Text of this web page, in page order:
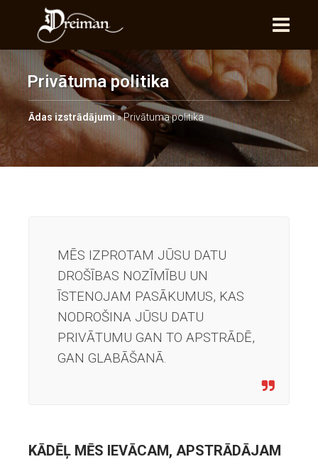
Privātuma politika
Ādas izstrādājumi»Privātuma politika
MĒS IZPROTAM JŪSU DATU
DROŠĪBAS NOZĪMĪBU UN
ĪSTENOJAM PASĀKUMUS, KAS
NODROŠINA JŪSU DATU
PRIVĀTUMU GAN TO APSTRĀDĒ,
GAN GLABĀŠANĀ.
KĀDĒĻ MĒS IEVĀCAM, APSTRĀDĀJAM